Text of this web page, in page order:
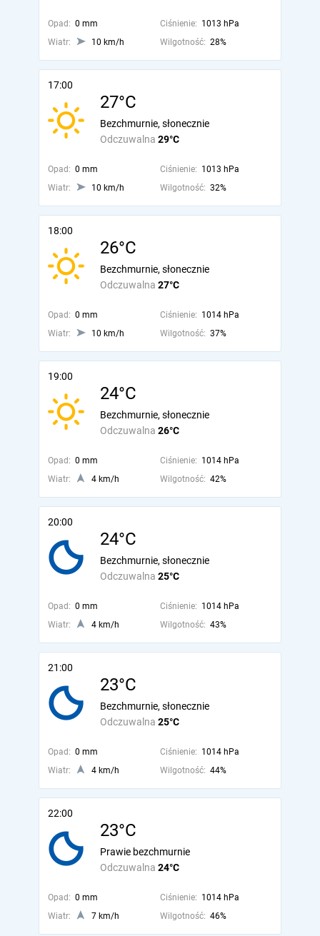
Opad: 0 mm Ciśnienie: 1013 hPa
Wiatr:
10 km/h Wilgotność: 28%
17:00
27°C
Odczuwalna 29°C
Bezchmurnie, słonecznie
Opad: 0 mm Ciśnienie: 1013 hPa
Wiatr:
10 km/h Wilgotność: 32%
18:00
26°C
Odczuwalna 27°C
Bezchmurnie, słonecznie
Opad: 0 mm Ciśnienie: 1014 hPa
Wiatr:
10 km/h Wilgotność: 37%
19:00
24°C
Odczuwalna 26°C
Bezchmurnie, słonecznie
Opad: 0 mm Ciśnienie: 1014 hPa
Wiatr:
4 km/h Wilgotność: 42%
20:00
24°C
Odczuwalna 25°C
Bezchmurnie, słonecznie
Opad: 0 mm Ciśnienie: 1014 hPa
Wiatr:
4 km/h Wilgotność: 43%
21:00
23°C
Odczuwalna 25°C
Bezchmurnie, słonecznie
Opad: 0 mm Ciśnienie: 1014 hPa
Wiatr:
4 km/h Wilgotność: 44%
22:00
23°C
Odczuwalna 24°C
Prawie bezchmurnie
Opad: 0 mm Ciśnienie: 1014 hPa
Wiatr:
7 km/h Wilgotność: 46%